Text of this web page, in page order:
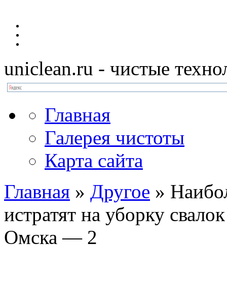
uniclean.ru - чистые
Главная
Галерея чистоты
Карта сайта
Главная » Другое »
истратят на уборку
Омска — 2